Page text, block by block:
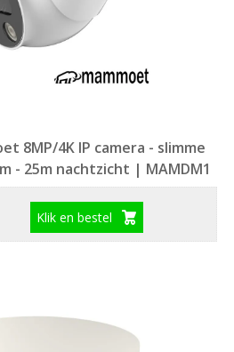
8MP/4K IP camera - slimme
- 25m nachtzicht | MAMDM1
Klik en bestel